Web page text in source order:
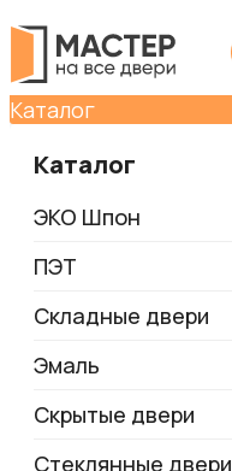
Каталог
Каталог
ЭКО Шпон
ПЭТ
Складные двери
Эмаль
Скрытые двери
Стеклянные двери